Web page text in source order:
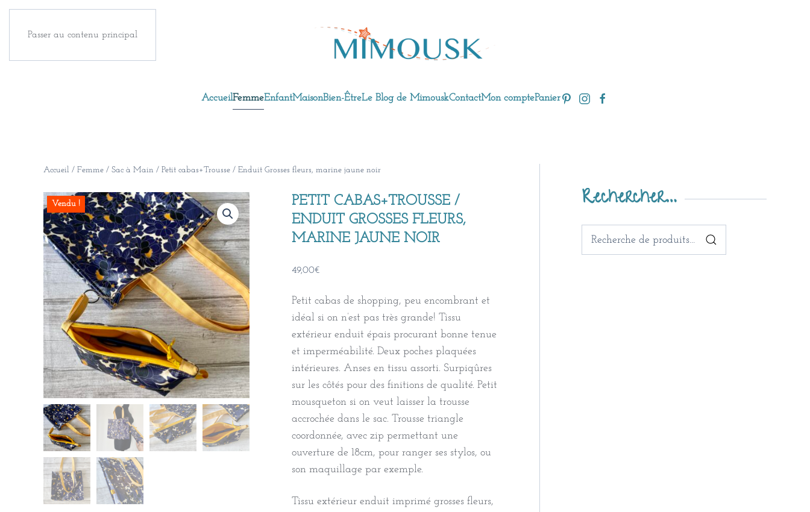
Passer au contenu principal
AccueilFemmeEnfantMaisonBien-ÊtreLe Blog de MimouskContactMon comptePanier
Accueil / Femme / Sac à Main / Petit cabas+Trousse / Enduit Grosses fleurs, marine jaune noir
Vendu !
PETIT CABAS+TROUSSE /
ENDUIT GROSSES FLEURS,
MARINE JAUNE NOIR
49,00€
Petit cabas de shopping, peu encombrant et
idéal si on n’est pas très grande! Tissu
extérieur enduit épais procurant bonne tenue
et imperméabilité. Deux poches plaquées
intérieures. Anses en tissu assorti. Surpiqûres
sur les côtés pour des finitions de qualité. Petit
mousqueton si on veut laisser la trousse
accrochée dans le sac. Trousse triangle
coordonnée, avec zip permettant une
ouverture de 18cm, pour ranger ses stylos, ou
son maquillage par exemple.
Tissu extérieur enduit imprimé grosses fleurs,
Rechercher…
Recherche